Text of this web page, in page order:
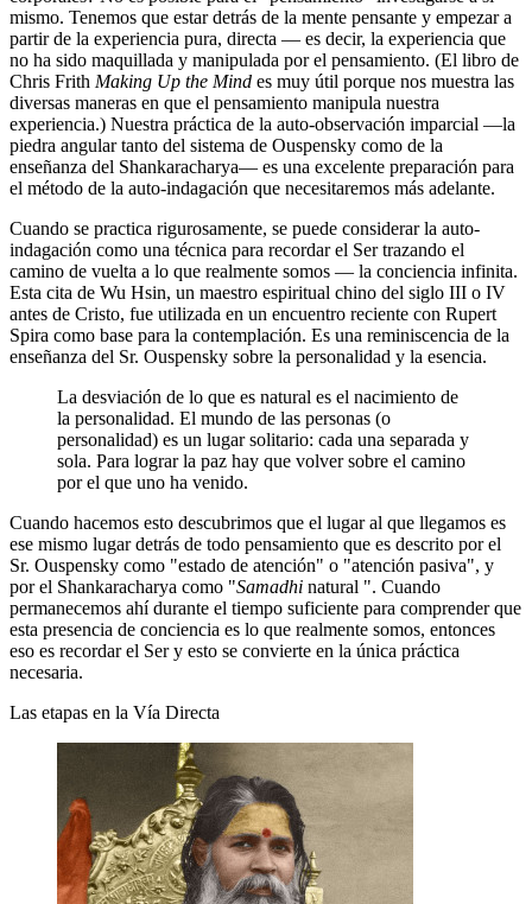
mismo. Tenemos que estar detrás de la mente pensante y empezar a
partir de la experiencia pura, directa ― es decir, la experiencia que
no ha sido maquillada y manipulada por el pensamiento. (El libro de
Chris Frith Making Up the Mind es muy útil porque nos muestra las
diversas maneras en que el pensamiento manipula nuestra
experiencia.) Nuestra práctica de la auto-observación imparcial ―la
piedra angular tanto del sistema de Ouspensky como de la
enseñanza del Shankaracharya― es una excelente preparación para
el método de la auto-indagación que necesitaremos más adelante.
Cuando se practica rigurosamente, se puede considerar la auto-
indagación como una técnica para recordar el Ser trazando el
camino de vuelta a lo que realmente somos ― la conciencia infinita.
Esta cita de Wu Hsin, un maestro espiritual chino del siglo III o IV
antes de Cristo, fue utilizada en un encuentro reciente con Rupert
Spira como base para la contemplación. Es una reminiscencia de la
enseñanza del Sr. Ouspensky sobre la personalidad y la esencia.
La desviación de lo que es natural es el nacimiento de
la personalidad. El mundo de las personas (o
personalidad) es un lugar solitario: cada una separada y
sola. Para lograr la paz hay que volver sobre el camino
por el que uno ha venido.
Cuando hacemos esto descubrimos que el lugar al que llegamos es
ese mismo lugar detrás de todo pensamiento que es descrito por el
Sr. Ouspensky como "estado de atención" o "atención pasiva", y
por el Shankaracharya como "Samadhi natural ". Cuando
permanecemos ahí durante el tiempo suficiente para comprender que
esta presencia de conciencia es lo que realmente somos, entonces
eso es recordar el Ser y esto se convierte en la única práctica
necesaria.
Las etapas en la Vía Directa